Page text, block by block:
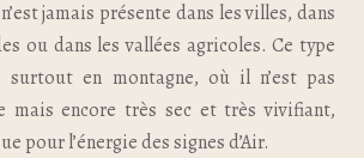
jamais présente dans les villes, dans
ou dans les vallées agricoles. Ce type
surtout en montagne, où il n’est pas
mais encore très sec et très vivifiant,
pour l’énergie des signes d’Air.